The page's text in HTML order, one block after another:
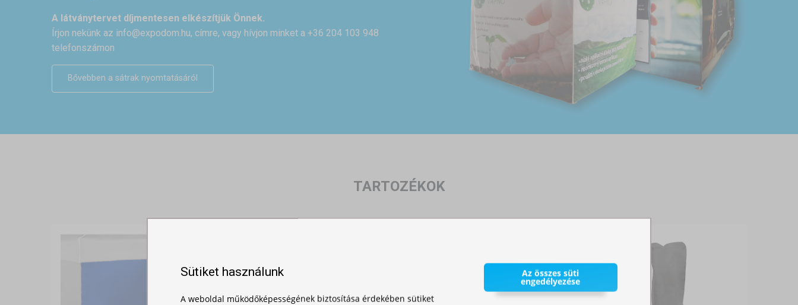
A látványtervet díjmentesen elkészítjük Önnek.
Írjon nekünk az info@expodom.hu, címre, vagy hívjon minket a +36 204 103 948
telefonszámon
Bővebben a sátrak nyomtatásáról
TARTOZÉKOK
Sütiket használunk
A weboldal működőképességének biztosítása érdekében sütiket
Az összes süti
engedélyezése